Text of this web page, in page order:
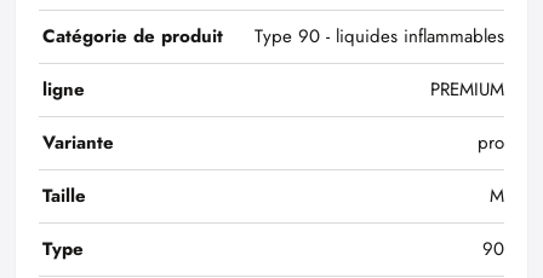
Catégorie de produit
Type 90 - liquides inflammables
ligne
PREMIUM
Variante
pro
Taille
M
Type
90